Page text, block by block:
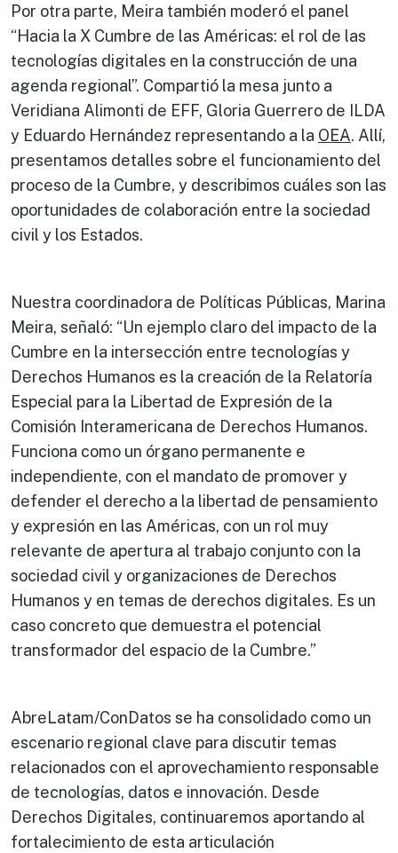
Por otra parte, Meira también moderó el panel
“Hacia la X Cumbre de las Américas: el rol de las
tecnologías digitales en la construcción de una
agenda regional”. Compartió la mesa junto a
Veridiana Alimonti de EFF, Gloria Guerrero de ILDA
y Eduardo Hernández representando a la OEA. Allí,
presentamos detalles sobre el funcionamiento del
proceso de la Cumbre, y describimos cuáles son las
oportunidades de colaboración entre la sociedad
civil y los Estados.
Nuestra coordinadora de Políticas Públicas, Marina
Meira, señaló: “Un ejemplo claro del impacto de la
Cumbre en la intersección entre tecnologías y
Derechos Humanos es la creación de la Relatoría
Especial para la Libertad de Expresión de la
Comisión Interamericana de Derechos Humanos.
Funciona como un órgano permanente e
independiente, con el mandato de promover y
defender el derecho a la libertad de pensamiento
y expresión en las Américas, con un rol muy
relevante de apertura al trabajo conjunto con la
sociedad civil y organizaciones de Derechos
Humanos y en temas de derechos digitales. Es un
caso concreto que demuestra el potencial
transformador del espacio de la Cumbre.”
AbreLatam/ConDatos se ha consolidado como un
escenario regional clave para discutir temas
relacionados con el aprovechamiento responsable
de tecnologías, datos e innovación. Desde
Derechos Digitales, continuaremos aportando al
fortalecimiento de esta articulación